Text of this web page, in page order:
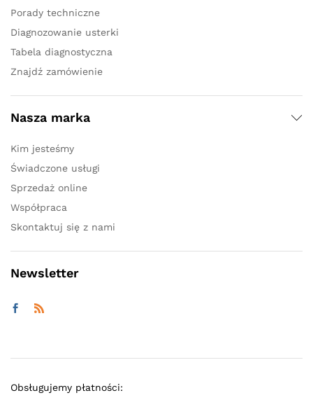
Porady techniczne
Diagnozowanie usterki
Tabela diagnostyczna
Znajdź zamówienie
Nasza marka
Kim jesteśmy
Świadczone usługi
Sprzedaż online
Współpraca
Skontaktuj się z nami
Newsletter
Obsługujemy płatności: